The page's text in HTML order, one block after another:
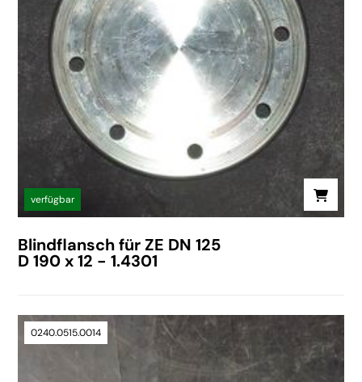
verfügbar
Blindflansch für ZE DN 125
D 190 x 12 - 1.4301
0240.0515.0014